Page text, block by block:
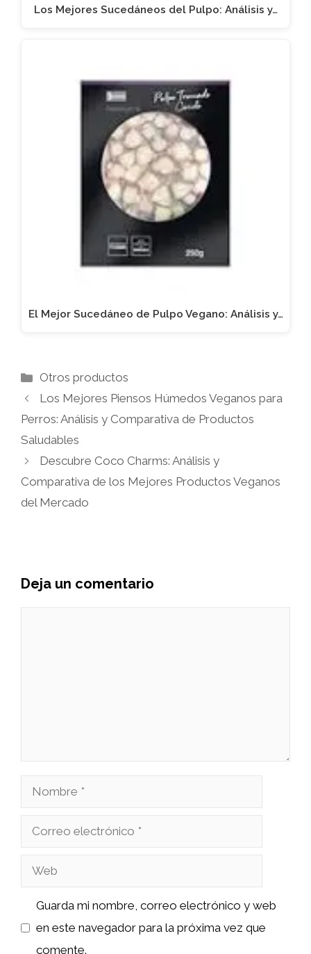
Los Mejores Sucedáneos del Pulpo: Análisis y…
El Mejor Sucedáneo de Pulpo Vegano: Análisis y…
Categorías
Otros productos
Los Mejores Piensos Húmedos Veganos para
Perros: Análisis y Comparativa de Productos
Saludables
Descubre Coco Charms: Análisis y
Comparativa de los Mejores Productos Veganos
del Mercado
Deja un comentario
Nombre
Correo
Web
Guarda mi nombre, correo electrónico y web
en este navegador para la próxima vez que
comente.